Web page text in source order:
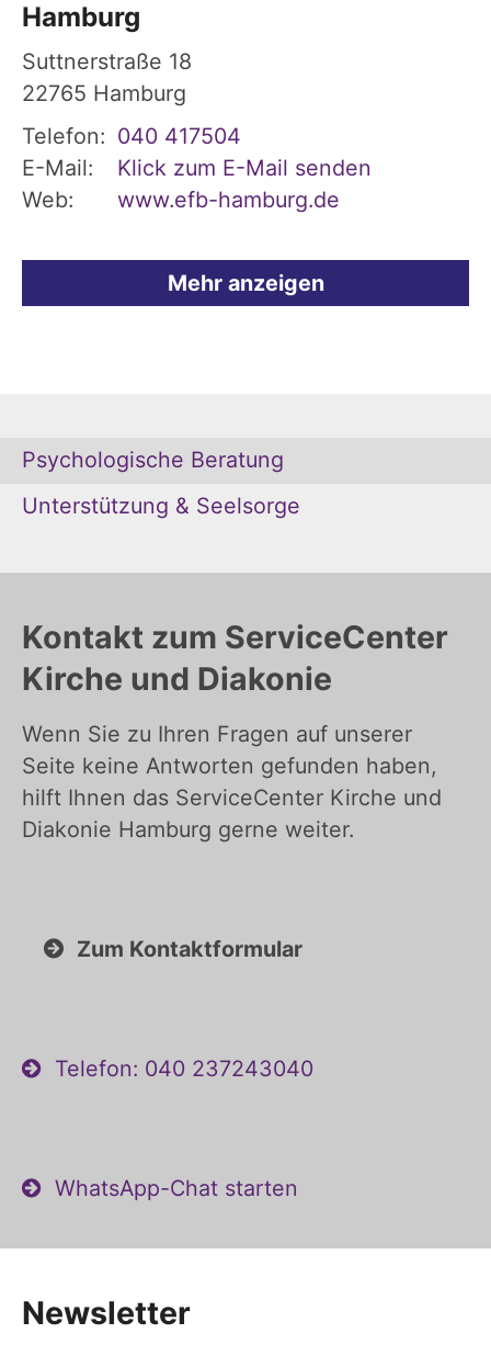
Hamburg
Suttnerstraße 18
22765 Hamburg
Telefon: 040 417504
E-Mail:
Klick zum E-Mail senden
Web:
www.efb-hamburg.de
Mehr anzeigen
Psychologische Beratung
Unterstützung & Seelsorge
Kontakt zum ServiceCenter
Kirche und Diakonie
Wenn Sie zu Ihren Fragen auf unserer
Seite keine Antworten gefunden haben,
hilft Ihnen das ServiceCenter Kirche und
Diakonie Hamburg gerne weiter.
Zum Kontaktformular
Telefon: 040 237243040
WhatsApp-Chat starten
Newsletter